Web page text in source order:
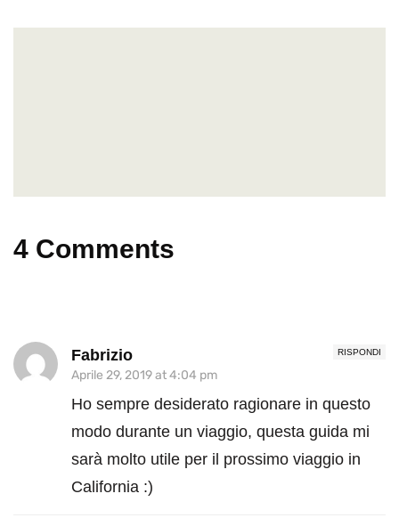
4 Comments
RISPONDI
Fabrizio
Aprile 29, 2019 at 4:04 pm
Ho sempre desiderato ragionare in questo
modo durante un viaggio, questa guida mi
sarà molto utile per il prossimo viaggio in
California :)